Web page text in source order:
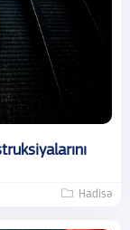
Hadisə